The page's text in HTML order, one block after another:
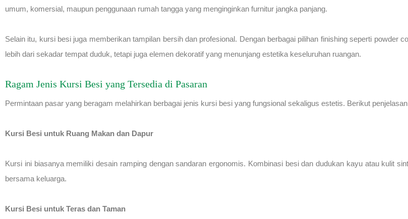
umum, komersial, maupun penggunaan rumah tangga yang menginginkan furnitur jangka panjang.
Selain itu, kursi besi juga memberikan tampilan bersih dan profesional. Dengan berbagai pilihan finishing seperti powder
lebih dari sekadar tempat duduk, tetapi juga elemen dekoratif yang menunjang estetika keseluruhan ruangan.
Ragam Jenis Kursi Besi yang Tersedia di Pasaran
Permintaan pasar yang beragam melahirkan berbagai jenis kursi besi yang fungsional sekaligus estetis. Berikut
Kursi Besi untuk Ruang Makan dan Dapur
Kursi ini biasanya memiliki desain ramping dengan sandaran ergonomis. Kombinasi besi dan dudukan kayu atau kulit
bersama keluarga.
Kursi Besi untuk Teras dan Taman